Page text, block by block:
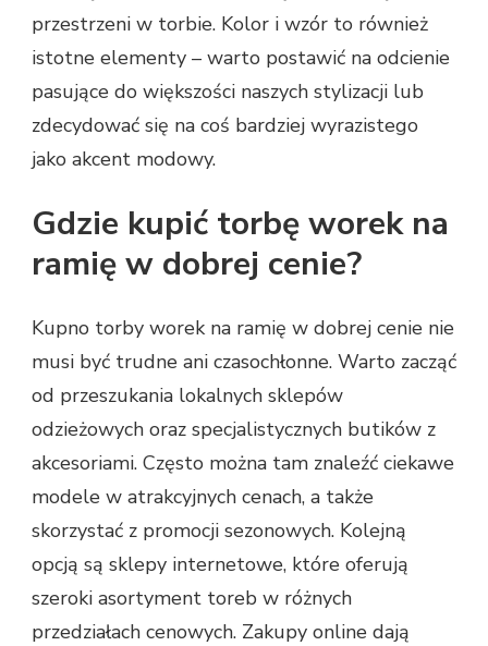
przestrzeni w torbie. Kolor i wzór to również
istotne elementy – warto postawić na odcienie
pasujące do większości naszych stylizacji lub
zdecydować się na coś bardziej wyrazistego
jako akcent modowy.
Gdzie kupić torbę worek na
ramię w dobrej cenie?
Kupno torby worek na ramię w dobrej cenie nie
musi być trudne ani czasochłonne. Warto zacząć
od przeszukania lokalnych sklepów
odzieżowych oraz specjalistycznych butików z
akcesoriami. Często można tam znaleźć ciekawe
modele w atrakcyjnych cenach, a także
skorzystać z promocji sezonowych. Kolejną
opcją są sklepy internetowe, które oferują
szeroki asortyment toreb w różnych
przedziałach cenowych. Zakupy online dają